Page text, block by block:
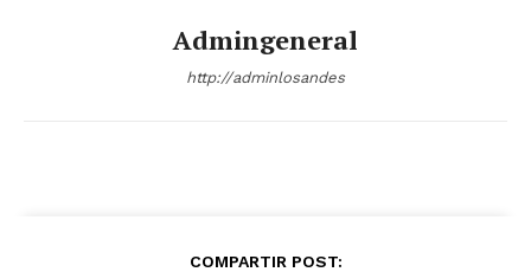
Admingeneral
http://adminlosandes
COMPARTIR POST: